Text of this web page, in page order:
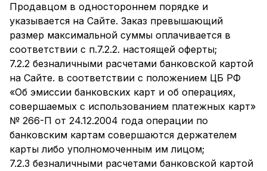
Продавцом в одностороннем порядке и
указывается на Сайте. Заказ превышающий
размер максимальной суммы оплачивается в
соответствии с п.7.2.2. настоящей оферты;
7.2.2 безналичными расчетами банковской картой
на Сайте. в соответствии с положением ЦБ РФ
«Об эмиссии банковских карт и об операциях,
совершаемых с использованием платежных карт»
№ 266-П от 24.12.2004 года операции по
банковским картам совершаются держателем
карты либо уполномоченным им лицом;
7.2.3 безналичными расчетами банковской картой